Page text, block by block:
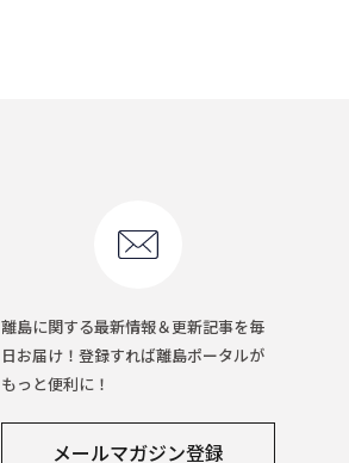
離島に関する最新情報＆更新記事を毎
日お届け！登録すれば離島ポータルが
もっと便利に！
メールマガジン登録